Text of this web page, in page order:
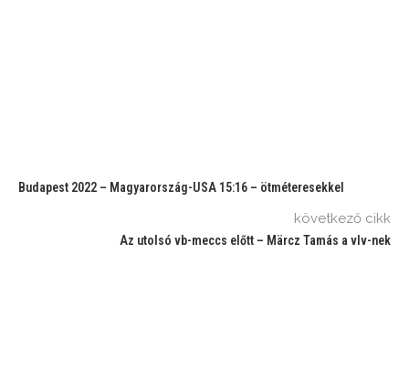
Budapest 2022 – Magyarország-USA 15:16 – ötméteresekkel
következő cikk
Az utolsó vb-meccs előtt – Märcz Tamás a vlv-nek